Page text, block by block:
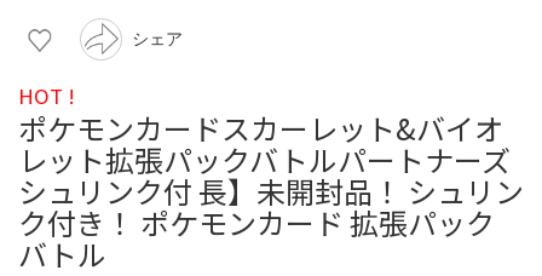
シェア
HOT !
ポケモンカードスカーレット&バイオ
レット拡張パックバトルパートナーズ
シュリンク付 長】未開封品！ シュリン
ク付き！ ポケモンカード 拡張パック
バトル